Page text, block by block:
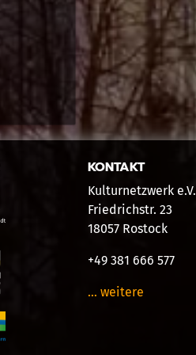
KONTAKT
Kulturnetzwerk e.V.
Friedrichstr. 23
18057 Rostock
+49 381 666 577
… weitere